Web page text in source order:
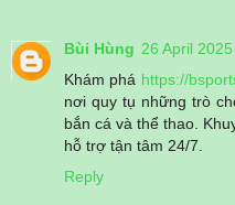
Bùi Hùng 26 April
Khám phá https://
nơi quy tụ những trò
bắn cá và thể thao.
hỗ trợ tận tâm 24/7.
Reply